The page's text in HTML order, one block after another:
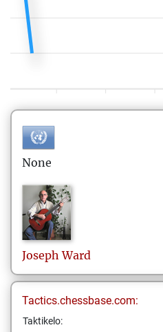
None
Joseph Ward
Tactics.chessbase.com:
Taktikelo: